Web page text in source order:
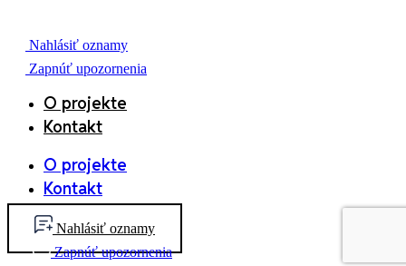
Nahlásiť oznamy
Zapnúť upozornenia
O projekte
Kontakt
O projekte
Kontakt
Nahlásiť oznamy
Zapnúť upozornenia